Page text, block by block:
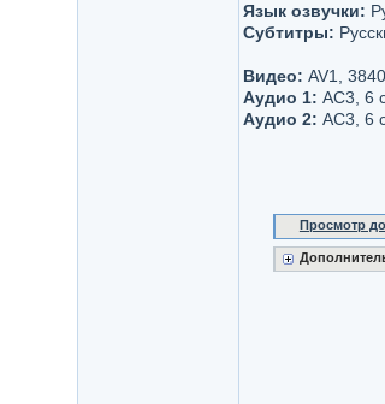
Язык озвучки:
Субтитры:
Видео: AV1,
Аудио 1: AC3, 6
Аудио 2: AC3, 6
Просмотр